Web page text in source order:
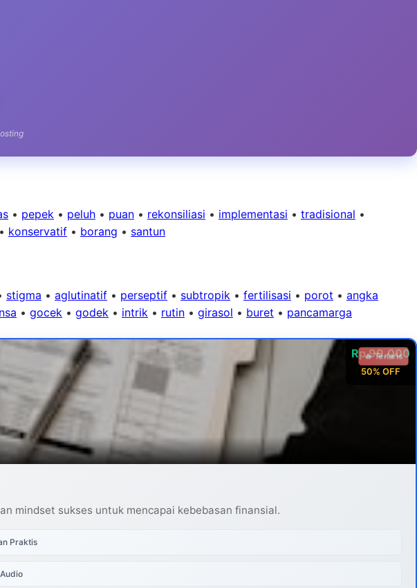
• pepek • peluh • puan • rekonsiliasi • implementasi • tradisional •
• konservatif • borang • santun
stigma • aglutinatif • perseptif • subtropik • fertilisasi • porot • angka
• gocek • godek • intrik • rutin • girasol • buret • pancamarga
Rp 99.000
50% OFF
🔥 Terlaris
mindset sukses untuk mencapai kebebasan finansial.
Praktis